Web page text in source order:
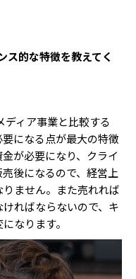
的な特徴を教えてく
ィア事業と比較する
になる点が最大の特徴
が必要になり、クライ
後になるので、経営上
ません。また売れれば
ればならないので、キ
なります。